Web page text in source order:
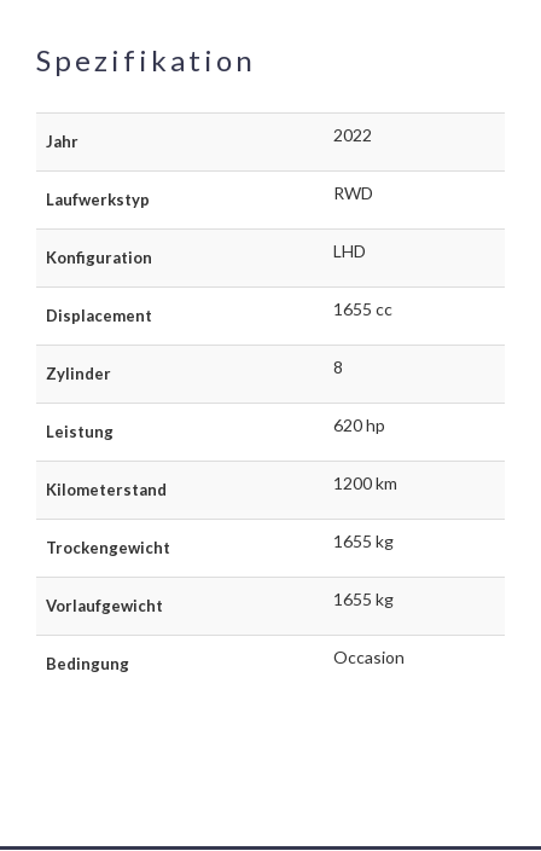
Spezifikation
Jahr 2022
Laufwerkstyp RWD
Konfiguration LHD
Displacement 1655 cc
Zylinder 8
Leistung 620 hp
Kilometerstand 1200 km
Trockengewicht 1655 kg
Vorlaufgewicht 1655 kg
Bedingung Occasion